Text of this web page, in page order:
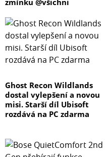
zmínku @všichni
Ghost Recon Wildlands
dostal vylepšení a novou
misi. Starší díl Ubisoft
rozdává na PC zdarma